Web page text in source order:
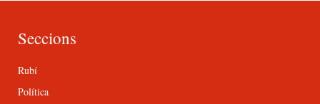
Seccions
Rubí
Política